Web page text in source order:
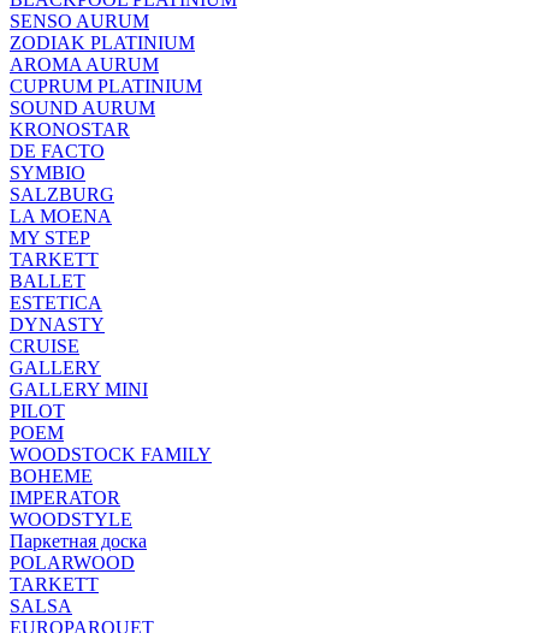
SENSO AURUM
ZODIAK PLATINIUM
AROMA AURUM
CUPRUM PLATINIUM
SOUND AURUM
KRONOSTAR
DE FACTO
SYMBIO
SALZBURG
LA MOENA
MY STEP
TARKETT
BALLET
ESTETICA
DYNASTY
CRUISE
GALLERY
GALLERY MINI
PILOT
POEM
WOODSTOCK FAMILY
BOHEME
IMPERATOR
WOODSTYLE
Паркетная доска
POLARWOOD
TARKETT
SALSA
EUROPARQUET